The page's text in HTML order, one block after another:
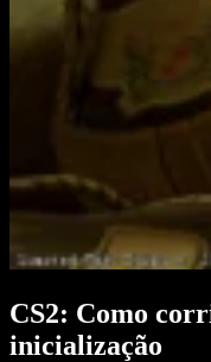
CS2: Como
inicialização